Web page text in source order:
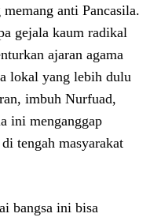
anti Pancasila.
gejala kaum radikal
ajaran agama
lokal yang lebih dulu
imbuh Nurfuad,
ini menganggap
tengah masyarakat
bangsa ini bisa